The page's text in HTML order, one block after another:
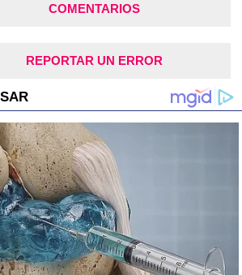
COMENTARIOS
REPORTAR UN ERROR